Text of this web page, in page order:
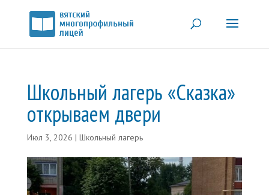
Школьный лагерь «Сказка»
открываем двери
Июл 3, 2026 | Школьный лагерь